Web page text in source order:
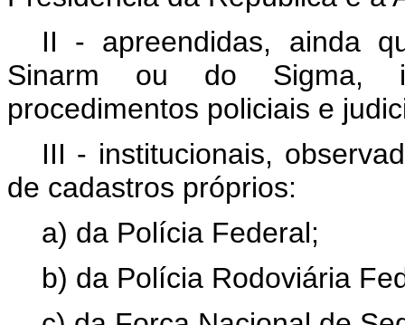
II - apreendidas, ainda
Sinarm ou do Sigma,
procedimentos policiais e
III - institucionais,
de cadastros próprios:
a) da Polícia Federal;
b) da Polícia Rodoviária